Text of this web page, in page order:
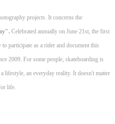
projects. It concerns the
Celebrated annually on June 21st, the first
participate as a rider and document this
2009. For some people, skateboarding is
lifestyle, an everyday reality. It doesn't matter
life.